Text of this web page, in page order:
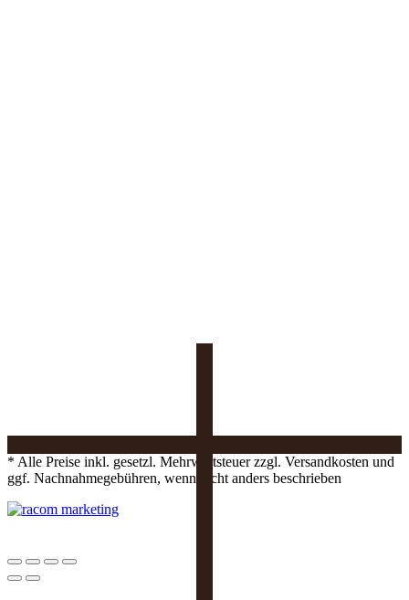
* Alle Preise inkl. gesetzl. Mehrwertsteuer zzgl. Versandkosten und
ggf. Nachnahmegebühren, wenn nicht anders beschrieben